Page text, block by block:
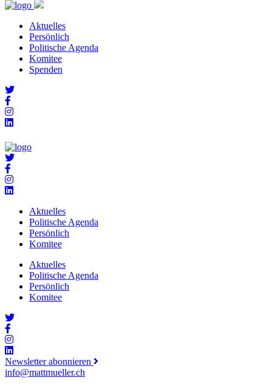
Aktuelles
Persönlich
Politische Agenda
Komitee
Spenden
Aktuelles
Politische Agenda
Persönlich
Komitee
Aktuelles
Politische Agenda
Persönlich
Komitee
Newsletter abonnieren
info@mattmueller.ch